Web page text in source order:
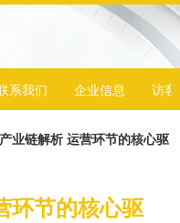
系我们 企业信息 访客
业链解析 运营环节的核心驱
环节的核心驱